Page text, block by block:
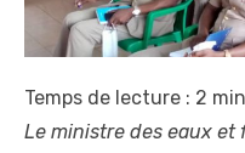
Temps de lecture : 2
Le ministre des eaux et